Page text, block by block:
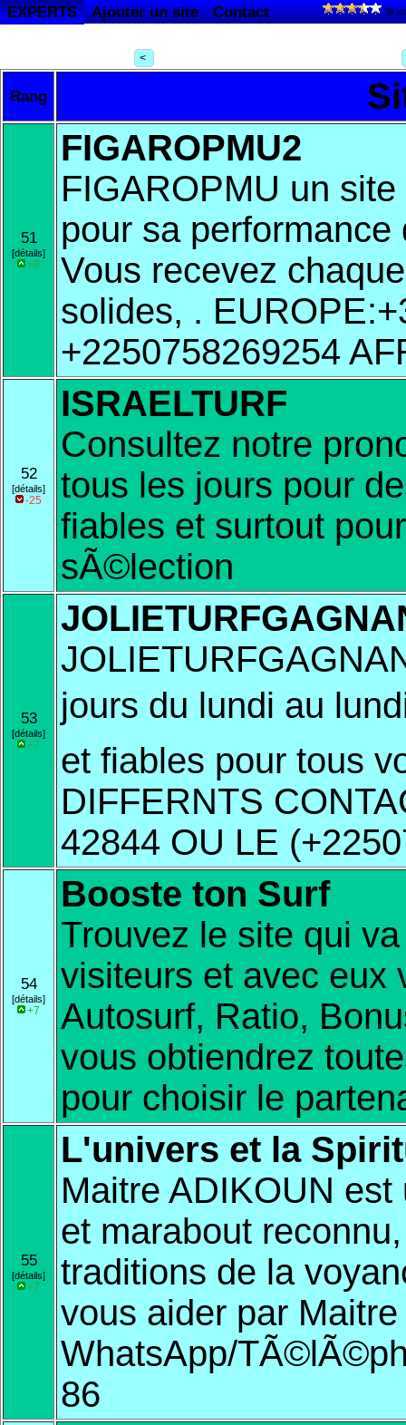
EXPERTS Ajouter un site Contact 76
<
Rang
51
[détails]
+8
FIGAROPMU2
FIGAROPMU un
pour sa
Vous recevez
solides, .
+2250758269254
52
[détails]
-25
ISRAELTURF
Consultez notre
tous les jours pour
fiables et surtout
sÃ©lection
53
[détails]
+7
jours du lundi au
et fiables pour tous
DIFFERNTS
42844 OU LE
54
[détails]
+7
Booste ton Surf
Trouvez le site qui
visiteurs et avec eux
Autosurf, Ratio,
vous obtiendrez
pour choisir le
55
[détails]
+7
L'univers et la
Maitre ADIKOUN
et marabout
traditions de la
vous aider par
WhatsApp/
86